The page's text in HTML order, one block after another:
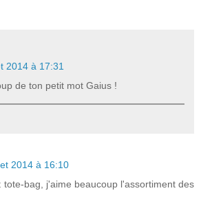
2014 à 17:31
de ton petit mot Gaius !
2014 à 16:10
tote-bag, j'aime beaucoup l'assortiment des